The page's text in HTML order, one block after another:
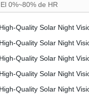
El 0%~80% de HR